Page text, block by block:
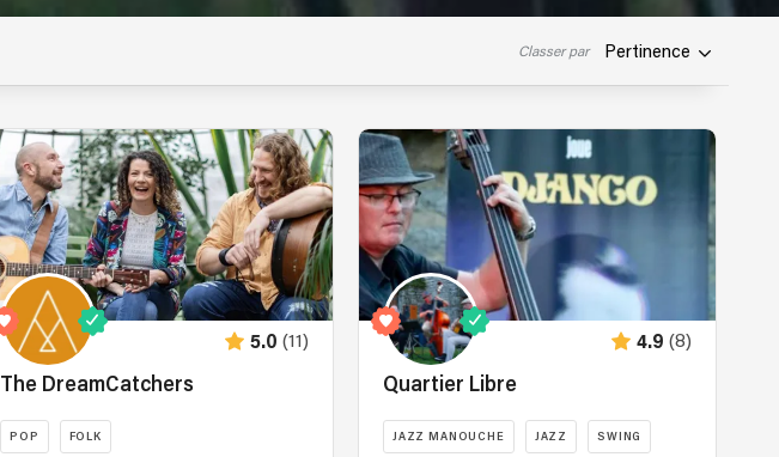
Classer par Pertinence
5.0 (11)
The DreamCatchers
POP FOLK
4.9 (8)
Quartier Libre
JAZZ MANOUCHE JAZZ SWING